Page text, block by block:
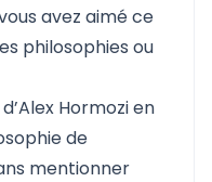
avez aimé ce
philosophies ou
Hormozi en
de
mentionner